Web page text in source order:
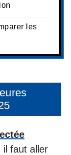
les
il faut aller